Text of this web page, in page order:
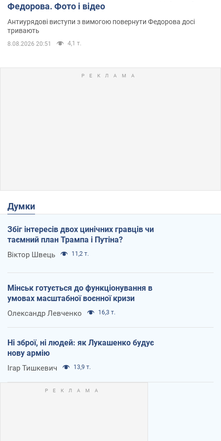
Федорова. Фото і відео
Антиурядові виступи з вимогою повернути Федорова досі
тривають
8.08.2026 20:51 4,1 т.
Думки
Збіг інтересів двох цинічних гравців чи
таємний план Трампа і Путіна?
Віктор Швець 11,2 т.
Мінськ готується до функціонування в
умовах масштабної воєнної кризи
Олександр Левченко 16,3 т.
Ні зброї, ні людей: як Лукашенко будує
нову армію
Ігар Тишкевич 13,9 т.